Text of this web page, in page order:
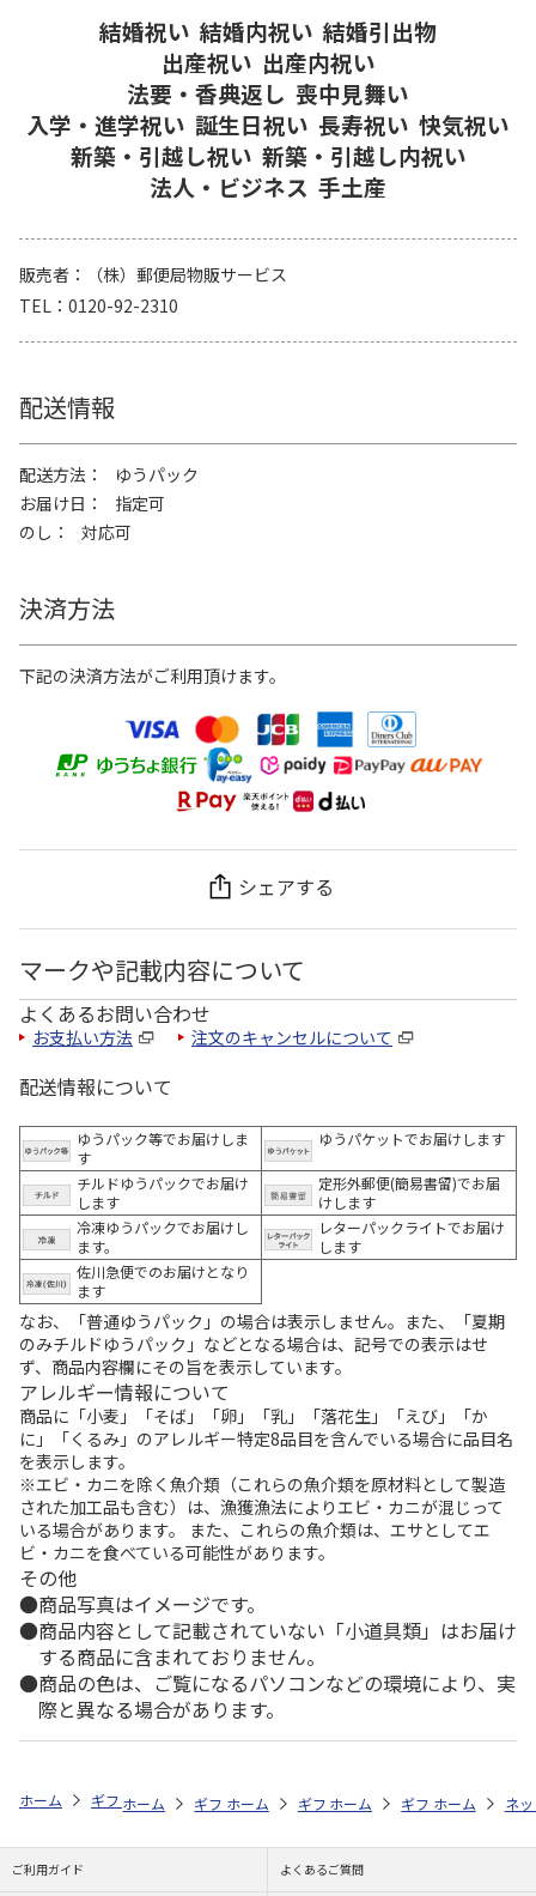
結婚祝い 結婚内祝い 結婚引出物
出産祝い 出産内祝い
法要・香典返し 喪中見舞い
入学・進学祝い 誕生日祝い 長寿祝い 快気祝い
新築・引越し祝い 新築・引越し内祝い
法人・ビジネス 手土産
販売者
（株）郵便局物販サービス
TEL
0120-92-2310
配送情報
配送方法
ゆうパック
お届け日
指定可
のし
対応可
決済方法
下記の決済方法がご利用頂けます。
シェアする
マークや記載内容について
よくあるお問い合わせ
お支払い方法 注文のキャンセルについて
配送情報について
ゆうパック等でお届けしま
す
ゆうパケットでお届けします
チルドゆうパックでお届け
します
定形外郵便(簡易書留)でお届
けします
冷凍ゆうパックでお届けし
ます。
レターパックライトでお届け
します
佐川急便でのお届けとなり
ます
なお、「普通ゆうパック」の場合は表示しません。また、「夏期
のみチルドゆうパック」などとなる場合は、記号での表示はせ
ず、商品内容欄にその旨を表示しています。
アレルギー情報について
商品に「小麦」「そば」「卵」「乳」「落花生」「えび」「か
に」「くるみ」のアレルギー特定8品目を含んでいる場合に品目名
を表示します。
※エビ・カニを除く魚介類（これらの魚介類を原材料として製造
された加工品も含む）は、漁獲漁法によりエビ・カニが混じって
いる場合があります。 また、これらの魚介類は、エサとしてエ
ビ・カニを食べている可能性があります。
その他
商品写真はイメージです。
商品内容として記載されていない「小道具類」はお届け
する商品に含まれておりません。
商品の色は、ご覧になるパソコンなどの環境により、実
際と異なる場合があります。
ホーム ギフト通販 内祝い・お返し 出産内祝い 山形の極み フロ
ホーム ギフト通販 内祝い・お返し 出産内祝い
ホーム ギフト通販 内祝い・お返し
ホーム ギフト通販 内
ホーム ネ
ご利用ガイド よくあるご質問